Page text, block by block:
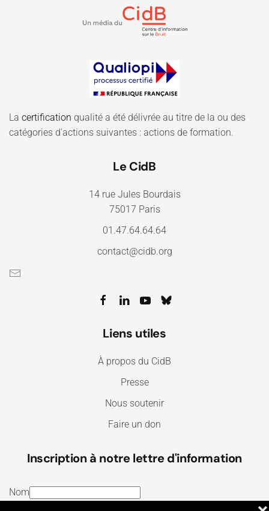
La certification qualité a été délivrée au titre de la ou des
catégories d'actions suivantes : actions de formation.
Le CidB
14 rue Jules Bourdais
75017 Paris
01.47.64.64.64
contact@cidb.org
Liens utiles
À propos du CidB
Presse
Nous soutenir
Faire un don
Inscription à notre lettre d'information
Nom